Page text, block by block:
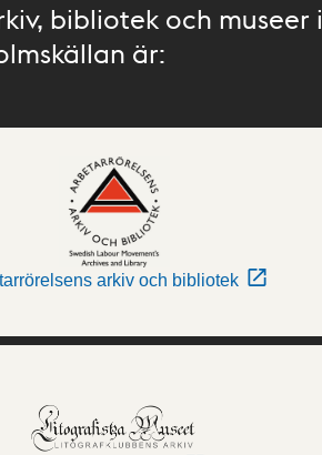
bibliotek och museer i
är:
arkiv och bibliotek